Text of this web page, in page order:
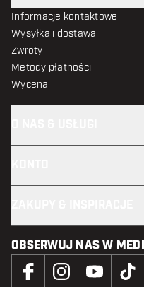
Informacje kontaktowe
Wysyłka i dostawa
Zwroty
Metody płatności
Wycena
OBSERWUJ NAS W